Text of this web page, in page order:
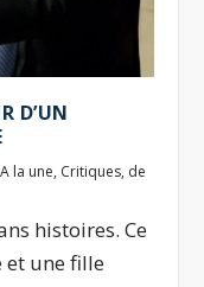
D’UN
A la une, Critiques, de
histoires. Ce
et une fille